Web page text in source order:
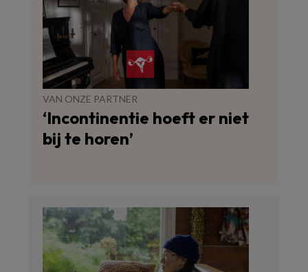
VAN ONZE PARTNER
‘Incontinentie hoeft er niet
bij te horen’